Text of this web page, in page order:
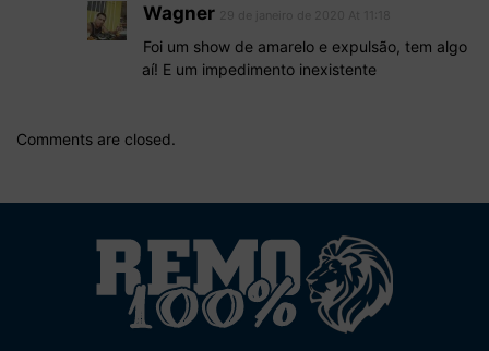
Wagner
Foi um show de amarelo e expulsão, tem algo
aí! E um impedimento inexistente
Comments are closed.